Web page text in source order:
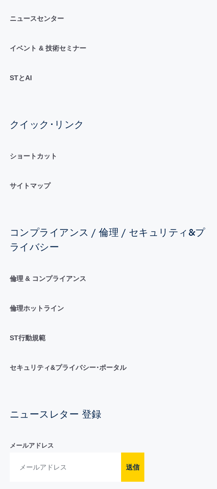
ニュースセンター
イベント & 技術セミナー
STとAI
クイック･リンク
ショートカット
サイトマップ
コンプライアンス / 倫理 / セキュリティ&プ
ライバシー
倫理 & コンプライアンス
倫理ホットライン
ST行動規範
セキュリティ&プライバシー･ポータル
ニュースレター 登録
メールアドレス
送信